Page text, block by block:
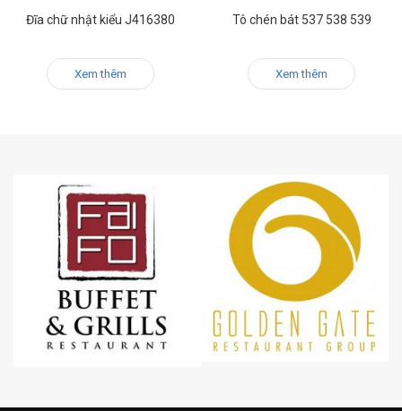
Đĩa chữ nhật kiểu J416380
Xem thêm
Tô chén bát 537 538 539
Xem thêm